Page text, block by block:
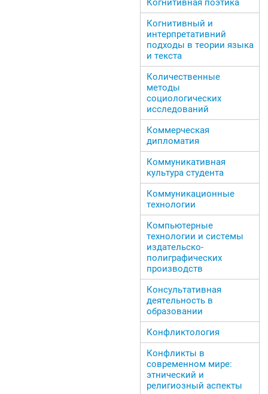
Когнитивная поэтика
Когнитивный и
интерпретативний
подходы в теории языка
и текста
Количественные
методы
социологических
исследований
Коммерческая
дипломатия
Коммуникативная
культура студента
Коммуникационные
технологии
Компьютерные
технологии и системы
издательско-
полиграфических
производств
Консультативная
деятельность в
образовании
Конфликтология
Конфликты в
современном мире:
этнический и
религиозный аспекты